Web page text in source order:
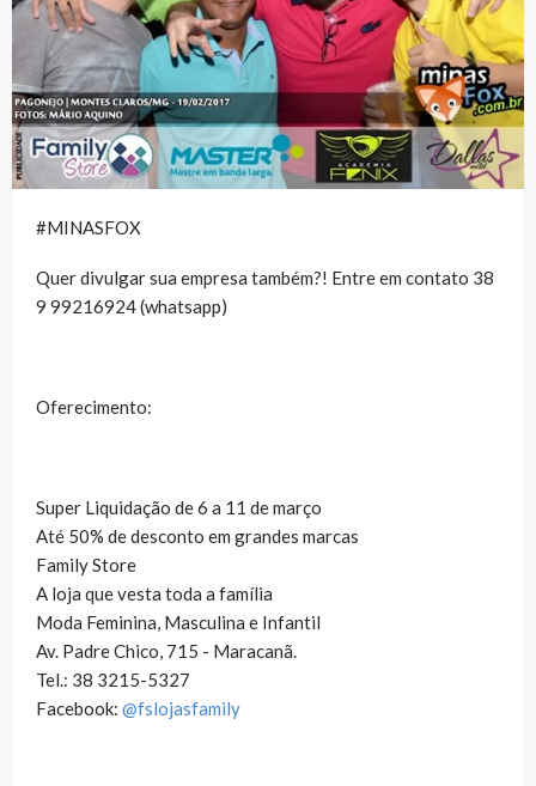
#MINASFOX
Quer divulgar sua empresa também?! Entre em contato 38
9 99216924 (whatsapp)
Oferecimento:
Super Liquidação de 6 a 11 de março
Até 50% de desconto em grandes marcas
Family Store
A loja que vesta toda a família
Moda Feminina, Masculina e Infantil
Av. Padre Chico, 715 - Maracanã.
Tel.: 38 3215-5327
Facebook: @fslojasfamily